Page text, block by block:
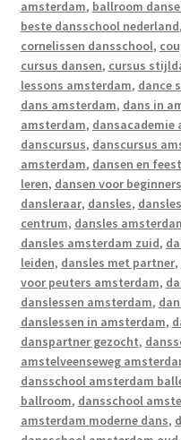
amsterdam, ballroom
beste dansschool nederland,
cornelissen dansschool,
cursus dansen, cursus
lessons amsterdam, dance
dans amsterdam, dans in
amsterdam, dansacademie
danscursus, danscursus
amsterdam, dansen en
leren, dansen voor beginners
dansleraar, dansles,
centrum, dansles
dansles amsterdam zuid,
leiden, dansles met partner,
voor peuters amsterdam,
danslessen amsterdam,
danslessen in amsterdam,
danspartner gezocht,
amstelveenseweg
dansschool amsterdam
ballroom, dansschool
amsterdam moderne dans,